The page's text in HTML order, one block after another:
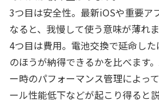
3つ目は安全性。最新iOSや重要ア
なると、我慢して使う意味が薄れま
4つ目は費用。電池交換で延命し
のほうが納得できるかを比べます
ー時のパフォーマンス管理によっ
ール性能低下などが起こり得ると